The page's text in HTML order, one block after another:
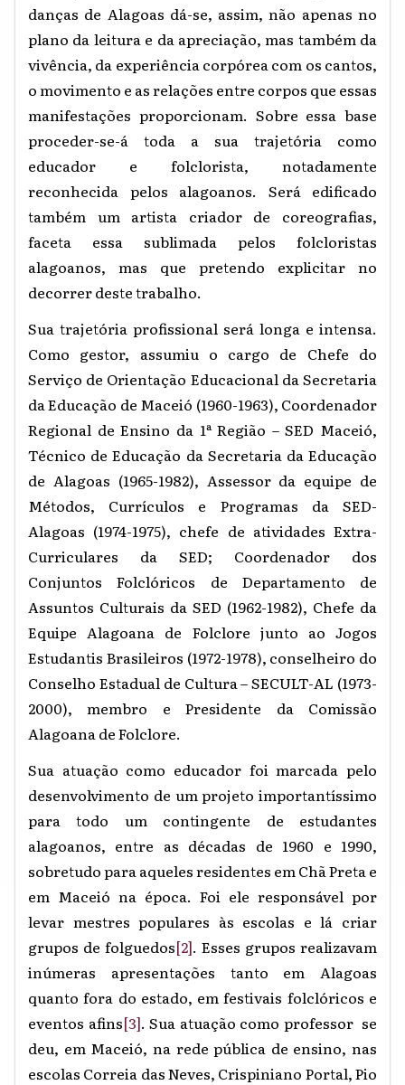
danças de Alagoas dá-se, assim, não apenas no
plano da leitura e da apreciação, mas também da
vivência, da experiência corpórea com os cantos,
o movimento e as relações entre corpos que essas
manifestações proporcionam. Sobre essa base
proceder-se-á toda a sua trajetória como
educador e folclorista, notadamente
reconhecida pelos alagoanos. Será edificado
também um artista criador de coreografias,
faceta essa sublimada pelos folcloristas
alagoanos, mas que pretendo explicitar no
decorrer deste trabalho.
Sua trajetória profissional será longa e intensa.
Como gestor, assumiu o cargo de Chefe do
Serviço de Orientação Educacional da Secretaria
da Educação de Maceió (1960-1963), Coordenador
Regional de Ensino da 1ª Região – SED Maceió,
Técnico de Educação da Secretaria da Educação
de Alagoas (1965-1982), Assessor da equipe de
Métodos, Currículos e Programas da SED-
Alagoas (1974-1975), chefe de atividades Extra-
Curriculares da SED; Coordenador dos
Conjuntos Folclóricos de Departamento de
Assuntos Culturais da SED (1962-1982), Chefe da
Equipe Alagoana de Folclore junto ao Jogos
Estudantis Brasileiros (1972-1978), conselheiro do
Conselho Estadual de Cultura – SECULT-AL (1973-
2000), membro e Presidente da Comissão
Alagoana de Folclore.
Sua atuação como educador foi marcada pelo
desenvolvimento de um projeto importantíssimo
para todo um contingente de estudantes
alagoanos, entre as décadas de 1960 e 1990,
sobretudo para aqueles residentes em Chã Preta e
em Maceió na época. Foi ele responsável por
levar mestres populares às escolas e lá criar
grupos de folguedos[2]. Esses grupos realizavam
inúmeras apresentações tanto em Alagoas
quanto fora do estado, em festivais folclóricos e
eventos afins[3]. Sua atuação como professor se
deu, em Maceió, na rede pública de ensino, nas
escolas Correia das Neves, Crispiniano Portal, Pio